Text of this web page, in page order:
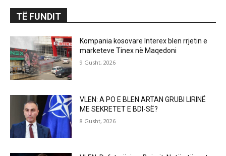
TË FUNDIT
Kompania kosovare Interex blen rrjetin e
marketeve Tinex në Maqedoni
9 Gusht, 2026
VLEN: A PO E BLEN ARTAN GRUBI LIRINË
ME SEKRETET E BDI-SË?
8 Gusht, 2026